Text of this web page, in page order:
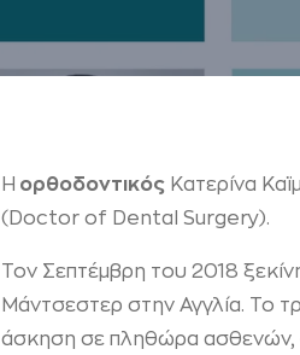
Η ορθοδοντικόςΚατερίνα
(Doctor of Dental Surgery).
Τον Σεπτέμβρη του 2018
Μάντσεστερ στην Αγγλία. Το
άσκηση σε πληθώρα ασθενών,